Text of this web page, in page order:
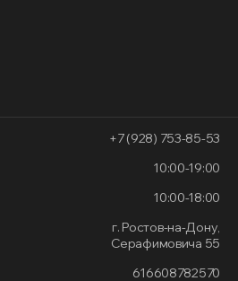
+7 (928) 753-85-53
10:00-19:00
10:00-18:00
г. Ростов-на-Дону,
Серафимовича 55
616608782570